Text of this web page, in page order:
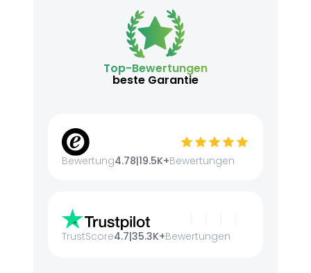
Top-Bewertungen
beste Garantie
Bewertung4.78|19.5K+Bewertungen
TrustScore4.7|35.3K+Bewertungen